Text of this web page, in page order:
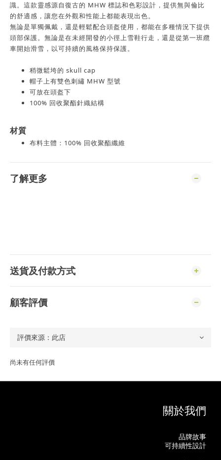
識。這款靈感源自復古的 MHW 標誌和色彩設計，提供無與倫比
的舒適感，讓您在外觀和性能上都能表現出色。
無論是單獨佩戴，還是輕鬆配合頭盔使用，都能在多種情況下提供
頭部保護。無論是在未經開發的小徑上雪鞋行走，還是從第一班纜
車開始滑雪，以可持續的風格保持保護。
稍微鬆垮的 skull cap
帽子上有雙色刺繡 MHW 型號
可放在頭盔下
100% 回收聚酯針織結構
材質
布料主體：100% 回收聚酯纖維
了解更多
送貨及付款方式
顧客評價
尚未有任何評價
關於我們
品牌故事
可持續性設計